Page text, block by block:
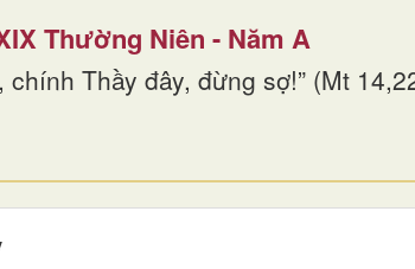
Thường Niên - Năm A
chính Thầy đây, đừng sợ!” (Mt